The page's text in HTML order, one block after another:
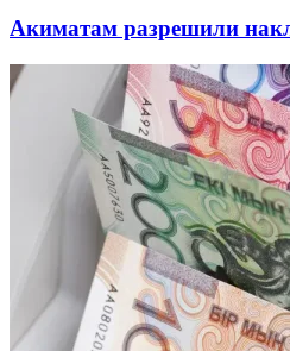
Акиматам разрешили